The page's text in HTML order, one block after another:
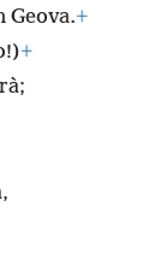
Geova.+
+